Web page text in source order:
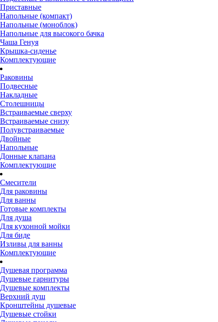
Приставные
Напольные (компакт)
Напольные (моноблок)
Напольные для высокого бачка
Чаша Генуя
Крышка-сиденье
Комплектующие
Раковины
Подвесные
Накладные
Столешницы
Встраиваемые сверху
Встраиваемые снизу
Полувстраиваемые
Двойные
Напольные
Донные клапана
Комплектующие
Смесители
Для раковины
Для ванны
Готовые комплекты
Для душа
Для кухонной мойки
Для биде
Изливы для ванны
Комплектующие
Душевая программа
Душевые гарнитуры
Душевые комплекты
Верхний душ
Кронштейны душевые
Душевые стойки